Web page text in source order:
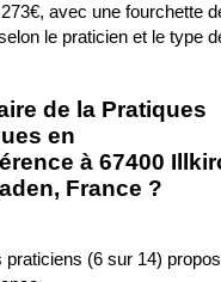
avec une fourchette
le praticien et le type
de la Pratiques
en
à 67400
France ?
praticiens (6 sur 14)